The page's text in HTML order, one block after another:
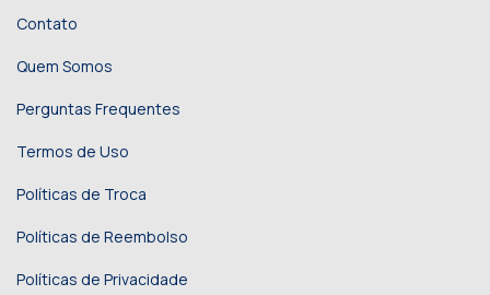
Contato
Quem Somos
Perguntas Frequentes
Termos de Uso
Políticas de Troca
Políticas de Reembolso
Políticas de Privacidade